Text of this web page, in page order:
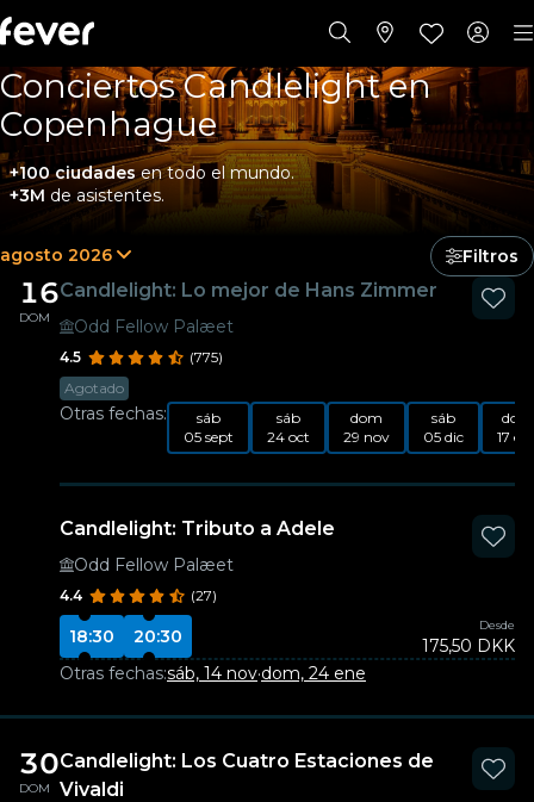
Conciertos Candlelight en
Copenhague
+100 ciudadesen todo el mundo.
+3M de asistentes.
agosto 2026 Filtros
16
DOM
Candlelight: Lo mejor de Hans Zimmer
Odd Fellow Palæet
4.5
(775)
Agotado
Otras fechas:
sáb
05 sept
sáb
24 oct
dom
29 nov
sáb
05 dic
dom
17
Candlelight: Tributo a Adele
Odd Fellow Palæet
4.4 (27)
18:30 20:30
Desde
175,50 DKK
Otras fechas:sáb, 14 nov·dom, 24 ene
30
DOM
Candlelight: Los Cuatro Estaciones de
Vivaldi